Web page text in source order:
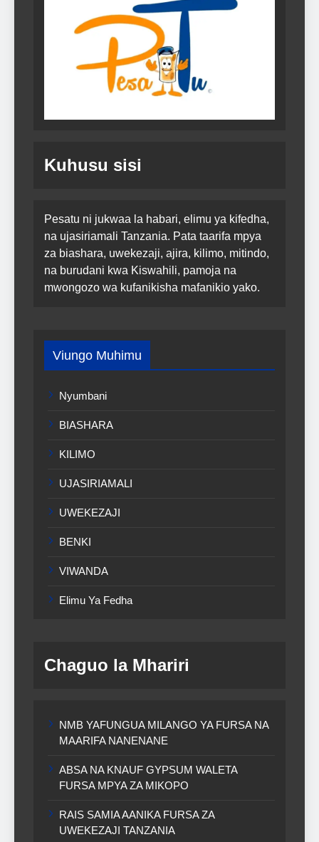
Kuhusu sisi
Pesatu ni jukwaa la habari, elimu ya kifedha,
na ujasiriamali Tanzania. Pata taarifa mpya
za biashara, uwekezaji, ajira, kilimo, mitindo,
na burudani kwa Kiswahili, pamoja na
mwongozo wa kufanikisha mafanikio yako.
Viungo Muhimu
Nyumbani
BIASHARA
KILIMO
UJASIRIAMALI
UWEKEZAJI
BENKI
VIWANDA
Elimu Ya Fedha
Chaguo la Mhariri
NMB YAFUNGUA MILANGO YA FURSA NA
MAARIFA NANENANE
ABSA NA KNAUF GYPSUM WALETA
FURSA MPYA ZA MIKOPO
RAIS SAMIA AANIKA FURSA ZA
UWEKEZAJI TANZANIA